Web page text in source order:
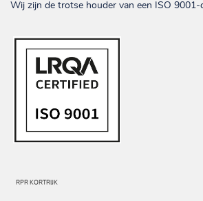
Wij zijn de trotse houder van een ISO 9001-
RPR KORTRIJK